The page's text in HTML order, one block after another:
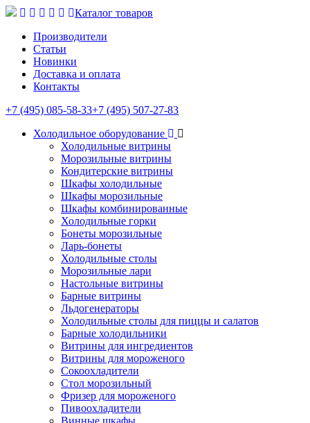
Каталог товаров
Производители
Статьи
Новинки
Доставка и оплата
Контакты
+7 (495) 085-58-33+7 (495) 507-27-83
Холодильное оборудование
Холодильные витрины
Морозильные витрины
Кондитерские витрины
Шкафы холодильные
Шкафы морозильные
Шкафы комбинированные
Холодильные горки
Бонеты морозильные
Ларь-бонеты
Холодильные столы
Морозильные лари
Настольные витрины
Барные витрины
Льдогенераторы
Холодильные столы для пиццы и салатов
Барные холодильники
Витрины для ингредиентов
Витрины для мороженого
Сокоохладители
Стол морозильный
Фризер для мороженого
Пивоохладители
Винные шкафы